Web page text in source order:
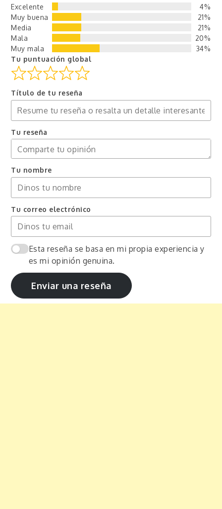
Excelente
4%
Muy buena
21%
Media
21%
Mala
20%
Muy mala
34%
Tu puntuación global
Título de tu reseña
Tu reseña
Tu nombre
Tu correo electrónico
Esta reseña se basa en mi propia experiencia y
es mi opinión genuina.
Enviar una reseña